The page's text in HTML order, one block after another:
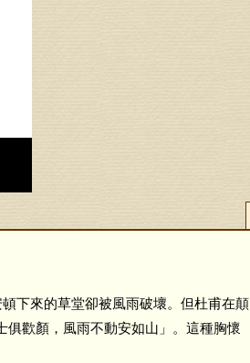
下來的草堂卻被風雨破壞。但杜甫在顛
歡顏，風雨不動安如山」。這種胸懷